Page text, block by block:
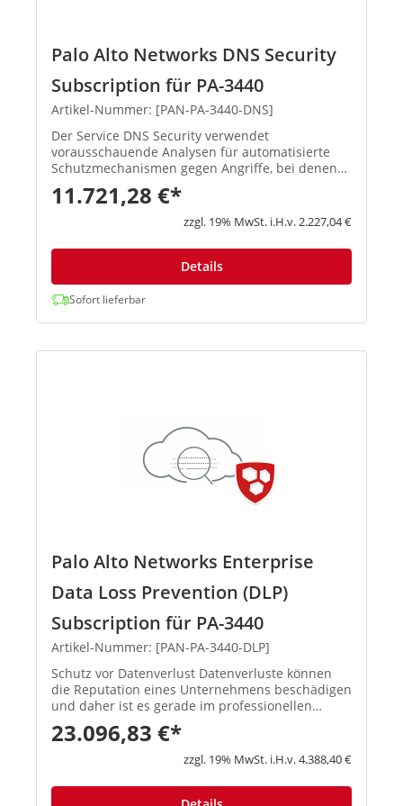
Palo Alto Networks DNS Security
Subscription für PA-3440
Artikel-Nummer: [PAN-PA-3440-DNS]
Der Service DNS Security verwendet
vorausschauende Analysen für automatisierte
Schutzmechanismen gegen Angriffe, bei denen
DNS missbraucht wird. Eine schlagkräftige neue
Lösung zur Angriffsabwehr DNS öffnet
Angreifern Tür und Tor. DNS-basierte Ang...
11.721,28 €*
zzgl. 19% MwSt. i.H.v. 2.227,04 €
Details
Sofort lieferbar
Palo Alto Networks Enterprise
Data Loss Prevention (DLP)
Subscription für PA-3440
Artikel-Nummer: [PAN-PA-3440-DLP]
Schutz vor Datenverlust Datenverluste können
die Reputation eines Unternehmens beschädigen
und daher ist es gerade im professionellen
Umfeld entscheidend, die Sicherheit und
Vertraulichkeit sensibler Daten, wie persönlich
identifizierbaren Informati...
23.096,83 €*
zzgl. 19% MwSt. i.H.v. 4.388,40 €